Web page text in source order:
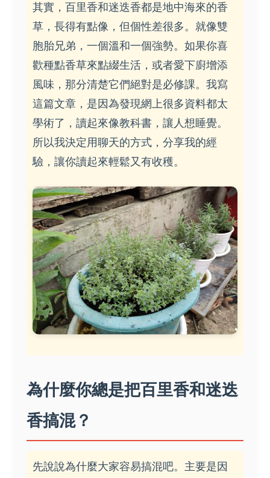
其實，百里香和迷迭香都是地中海來的香
草，長得有點像，但個性差很多。就像雙
胞胎兄弟，一個溫和一個強勢。如果你喜
歡種點香草來點綴生活，或者愛下廚增添
風味，那分清楚它們絕對是必修課。我寫
這篇文章，是因為發現網上很多資料都太
學術了，讀起來像教科書，讓人想睡覺。
所以我決定用聊天的方式，分享我的經
驗，讓你讀起來輕鬆又有收穫。
為什麼你總是把百里香和迷迭
香搞混？
先說說為什麼大家容易搞混吧。主要是因